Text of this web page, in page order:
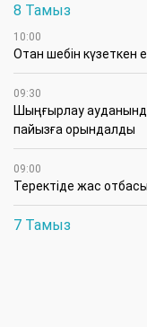
8 Тамыз
10:00
Отан шебін күзеткен
09:30
​Шыңғырлау
пайызға орындалды
09:00
​Теректіде жас
7 Тамыз